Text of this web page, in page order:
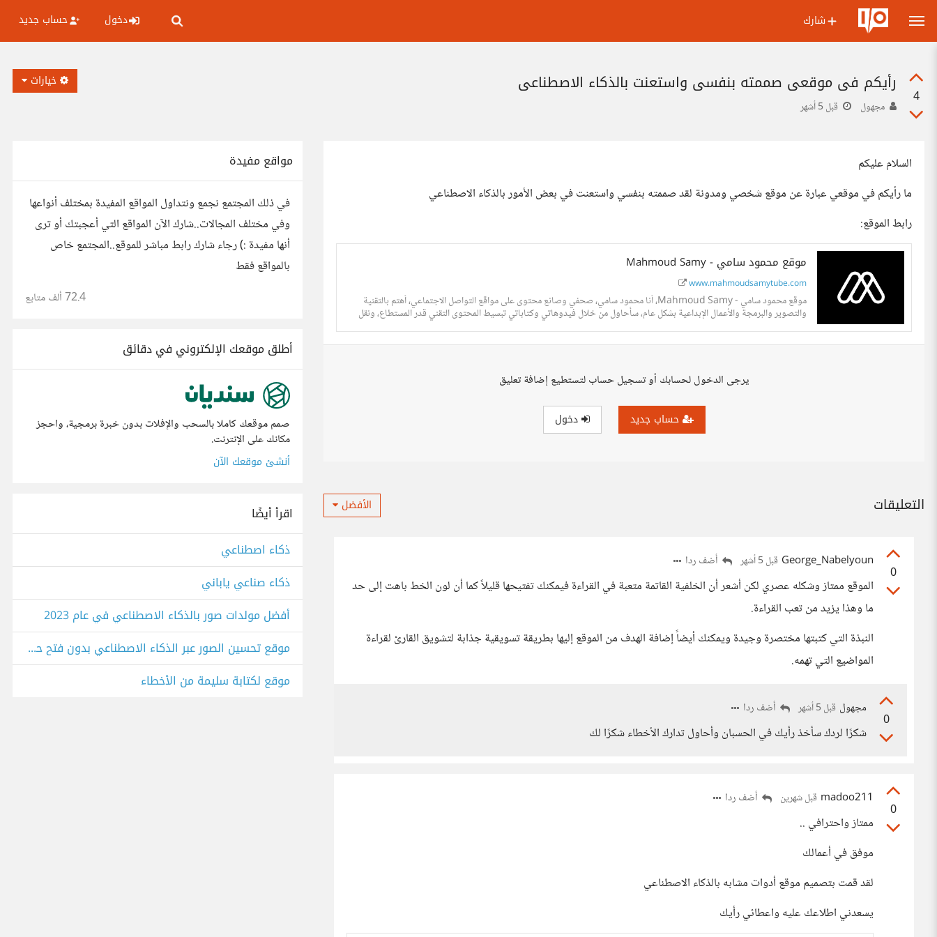
شارك دخول حساب جديد
4
رأيكم في موقعي صممته بنفسي واستعنت بالذكاء الاصطناعي
مجهول قبل 5 أشهر
خيارات
السلام عليكم
ما رأيكم في موقعي عبارة عن موقع شخصي ومدونة لقد صممته بنفسي واستعنت في بعض الأمور بالذكاء الاصطناعي
رابط الموقع:
موقع محمود سامي - Mahmoud Samy
www.mahmoudsamytube.com
موقع محمود سامي - Mahmoud Samy، أنا محمود سامي، صحفي وصانع محتوى على مواقع التواصل الاجتماعي، أهتم بالتقنية
والتصوير والبرمجة والأعمال الإبداعية بشكل عام، سأحاول من خلال فيدوهاتي وكتاباتي تبسيط المحتوى التقني قدر المستطاع، ونقل
يرجى الدخول لحسابك أو تسجيل حساب لتستطيع إضافة تعليق
حساب جديد دخول
التعليقات الأفضل
0
George_Nabelyoun قبل 5 أشهر أضف ردا
الموقع ممتاز وشكله عصري لكن أشعر أن الخلفية القاتمة متعبة في القراءة فيمكنك تفتيحها قليلاً كما أن لون الخط باهت إلى حد
ما وهذا يزيد من تعب القراءة.
النبذة التي كتبتها مختصرة وجيدة ويمكنك أيضاً إضافة الهدف من الموقع إليها بطريقة تسويقية جذابة لتشويق القارئ لقراءة
المواضيع التي تهمه.
0
مجهول قبل 5 أشهر أضف ردا
شكرًا لردك سأخذ رأيك في الحسبان وأحاول تدارك الأخطاء شكرًا لك
0
madoo211 قبل شهرين أضف ردا
ممتاز واحترافي ..
موفق في أعمالك
لقد قمت بتصميم موقع أدوات مشابه بالذكاء الاصطناعي
يسعدني اطلاعك عليه واعطائي رأيك
مواقع مفيدة
في ذلك المجتمع نجمع ونتداول المواقع المفيدة بمختلف أنواعها
وفي مختلف المجالات..شارك الآن المواقع التي أعجبتك أو ترى
أنها مفيدة :) رجاء شارك رابط مباشر للموقع..المجتمع خاص
بالمواقع فقط
72.4 ألف متابع
أطلق موقعك الإلكتروني في دقائق
صمم موقعك كاملا بالسحب والإفلات بدون خبرة برمجية، واحجز
مكانك على الإنترنت.
أنشئ موقعك الآن
اقرأ أيضًا
ذكاء اصطناعي
ذكاء صناعي ياباني
أفضل مولدات صور بالذكاء الاصطناعي في عام 2023
موقع تحسين الصور عبر الذكاء الاصطناعي بدون فتح حساب
موقع لكتابة سليمة من الأخطاء